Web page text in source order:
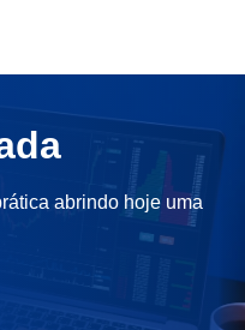
abrindo hoje uma